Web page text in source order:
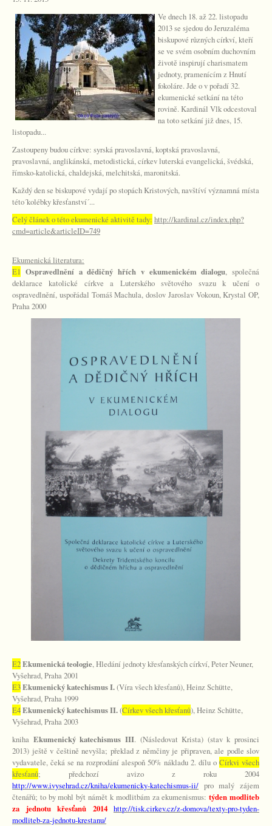
Ve dnech 18. až 22. listopadu
2013 se sjedou do Jeruzaléma
biskupové různých církví, kteří
se ve svém osobním duchovním
životě inspirují charismatem
jednoty, pramenícím z Hnutí
fokoláre. Jde o v pořadí 32.
ekumenické setkání na této
rovině. Kardinál Vlk odcestoval
na toto setkání již dnes, 15.
listopadu...
Zastoupeny budou církve: syrská pravoslavná, koptská pravoslavná,
pravoslavná, anglikánská, metodistická, církev luterská evangelická, švédská,
římsko-katolická, chaldejská, melchitská, maronitská.
Každý den se biskupové vydají po stopách Kristových, navštíví významná místa
této´kolébky křesťanství´...
Celý článek o této ekumenické aktivitě tady: http://kardinal.cz/index.php?
cmd=article&articleID=749
Ekumenická literatura:
E1 Ospravedlnění a dědičný hřích v ekumenickém dialogu, společná
deklarace katolické církve a Luterského světového svazu k učení o
ospravedlnění, uspořádal Tomáš Machula, doslov Jaroslav Vokoun, Krystal OP,
Praha 2000
E2Ekumenická teologie, Hledání jednoty křesťanských církví, Peter Neuner,
Vyšehrad, Praha 2001
E3Ekumenický katechismusI.(Víra všech křesťanů), Heinz Schütte,
Vyšehrad, Praha 1999
E4Ekumenický katechismus II.(Církev všech křesťanů), Heinz Schütte,
Vyšehrad, Praha 2003
kniha Ekumenický katechismus III. (Následovat Krista) (stav k prosinci
2013) ještě v češtině nevyšla; překlad z němčiny je připraven, ale podle slov
vydavatele, čeká se na rozprodání alespoň 50% nákladu 2. dílu o Církvi všech
křesťanů; předchozí avizo z roku 2004
http://www.ivysehrad.cz/kniha/ekumenicky-katechismus-ii/ pro malý zájem
čtenářů; to by mohl být námět k modlitbám za ekumenismus:týden modliteb
za jednotu křesťanů 2014 http://tisk.cirkev.cz/z-domova/texty-pro-tyden-
modliteb-za-jednotu-krestanu/